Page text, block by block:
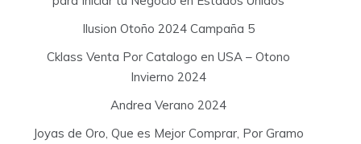
Ilusion Otoño 2024 Campaña 5
Cklass Venta Por Catalogo en USA – Otono
Invierno 2024
Andrea Verano 2024
Joyas de Oro, Que es Mejor Comprar, Por Gramo